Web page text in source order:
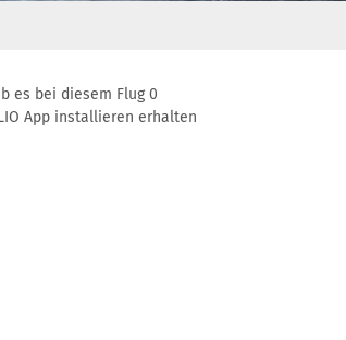
es bei diesem Flug 0
App installieren erhalten